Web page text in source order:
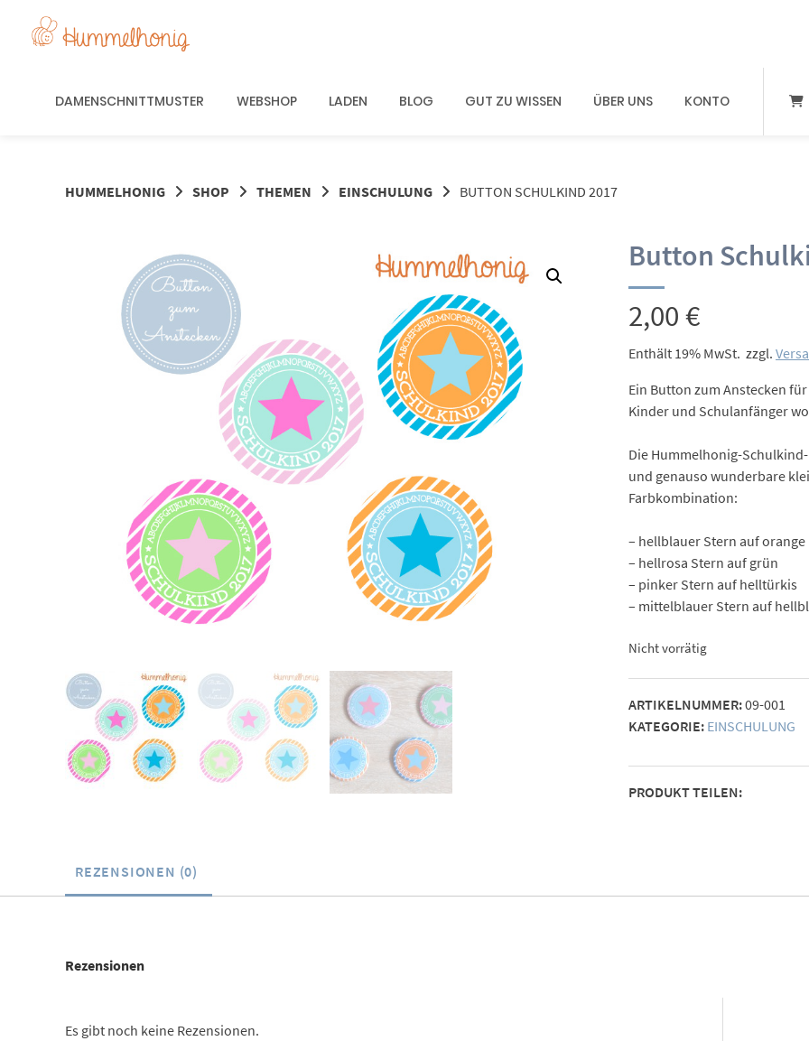
DAMENSCHNITTMUSTER WEBSHOP LADEN BLOG GUT ZU WISSEN ÜBER UNS KONTO
HUMMELHONIG SHOP THEMEN EINSCHULUNG BUTTON SCHULKIND 2017
Button
2,00€
Enthält 19% MwSt. zzgl.
Ein Button zum Anstecken
Kinder und Schulanfänger
Die Hummelhonig-
und genauso wunderbare
Farbkombination:
– hellblauer Stern auf orange
– hellrosa Stern auf grün
– pinker Stern auf helltürkis
– mittelblauer Stern auf
Nicht vorrätig
ARTIKELNUMMER:09-001
KATEGORIE: EINSCHULUNG
PRODUKT TEILEN:
REZENSIONEN (0)
Rezensionen
Es gibt noch keine Rezensionen.